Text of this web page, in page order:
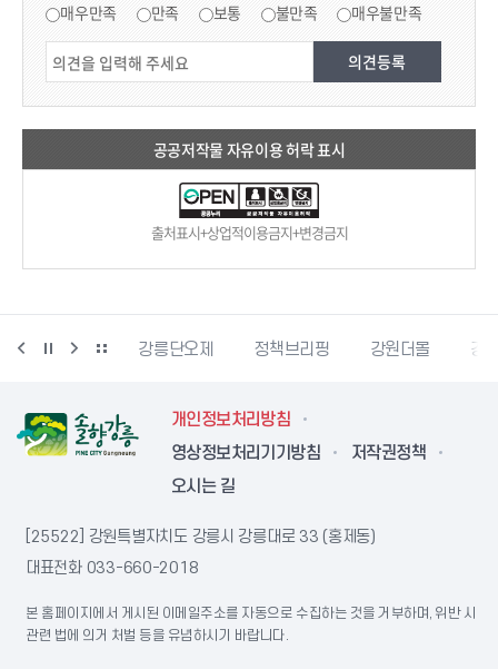
매우만족 만족 보통 불만족 매우불만족
공공저작물 자유이용 허락 표시
출처표시+상업적이용금지+변경금지
강릉생태관광 강릉단오제 정책브리핑 강원더몰 강
개인정보처리방침
영상정보처리기기방침
저작권정책
오시는 길
[25522] 강원특별자치도 강릉시 강릉대로 33 (홍제동)
대표전화 033-660-2018
본 홈페이지에서 게시된 이메일주소를 자동으로 수집하는 것을 거부하며, 위반 시
관련 법에 의거 처벌 등을 유념하시기 바랍니다.